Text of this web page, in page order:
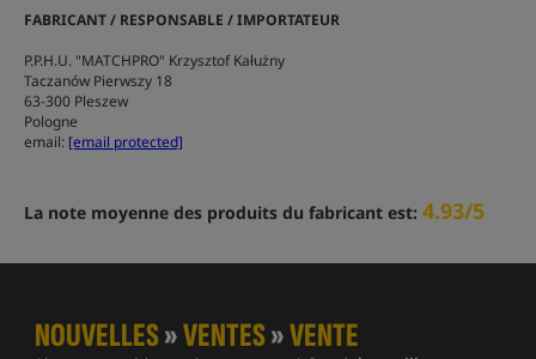
FABRICANT / RESPONSABLE / IMPORTATEUR
P.P.H.U. "MATCHPRO" Krzysztof Kałużny
Taczanów Pierwszy 18
63-300 Pleszew
Pologne
email: [email protected]
La note moyenne des produits du fabricant est: 4.93/5
NOUVELLES»VENTES»VENTE